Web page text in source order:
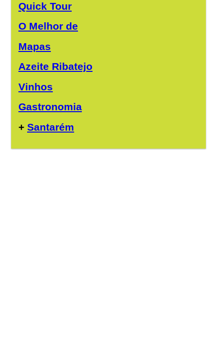
Quick Tour
O Melhor de
Mapas
Azeite Ribatejo
Vinhos
Gastronomia
+ Santarém